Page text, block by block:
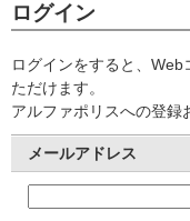
ログイン
ログインをすると、
ただけます。
アルファポリスへの登録
メールアドレス